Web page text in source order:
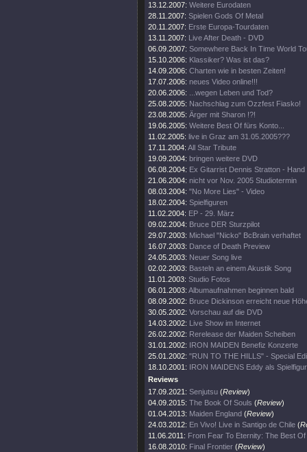
13.12.2007: Weitere Eurodaten
28.11.2007: Spielen Gods Of Metal
20.11.2007: Erste Europa-Tourdaten
13.11.2007: Live After Death - DVD
06.09.2007: Somewhere Back In Time World
15.10.2006: Klassiker? Was ist das?
14.09.2006: Charten wie in besten Zeiten!
17.07.2006: neues Video online!!!
20.06.2006:
...wegen Leben und Tod?
25.08.2005: Nachschlag zum Ozzfest Fiasko!
23.08.2005: Ärger mit Sharon !?!
19.06.2005: Weitere Best Of fürs Konto...
11.02.2005: live in Graz am 31.05.2005???
17.11.2004: All Star Tribute
19.09.2004: bringen weitere DVD
06.08.2004: Ex Gitarrist Dennis Stratton -
21.06.2004: nicht vor Nov. 2005 Studiotermin
08.03.2004: "No More Lies" - Video
18.02.2004: Spielfiguren
11.02.2004: EP - 29. März
09.02.2004: Bruce DER Sturzpilot
29.07.2003: Michael "Nicko" BcBrain verhaftet
16.07.2003: Dance of Death Preview
24.05.2003: Neuer Song live
02.02.2003: Basteln an einem Akustik Song
11.01.2003: Studio Fotos
06.01.2003: Albumaufnahmen beginnen bald
08.09.2002: Bruce Dickinson erreicht neue
30.05.2002: Vorschau auf die DVD
14.03.2002: Live Show im Internet
26.02.2002: Rerelease der Maiden Scheiben
31.01.2002: IRON MAIDEN Benefiz Konzerte
25.01.2002: "RUN TO THE HILLS" - Special
18.10.2001: IRON MAIDENS Eddy als Spielfigur
Reviews
17.09.2021: Senjutsu (Review)
04.09.2015: The Book Of Souls (Review)
01.04.2013: Maiden England (Review)
24.03.2012: En Vivo! Live in Santigo de Chile (
11.06.2011: From Fear To Eternity: The Best
16.08.2010: Final Frontier (Review)